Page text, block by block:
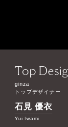
Top
ginza
トップデザイナー
石見 優衣
Yui Iwami